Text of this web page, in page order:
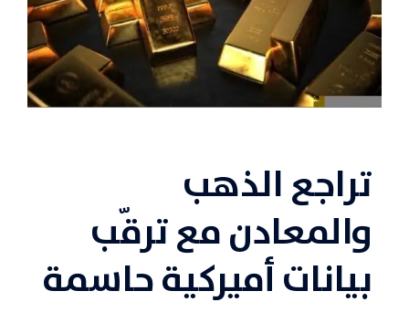
تراجع الذهب
والمعادن مع ترقّب
بيانات أميركية حاسمة